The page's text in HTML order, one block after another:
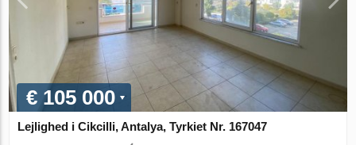
€ 105 000
Lejlighed i Cikcilli, Antalya, Tyrkiet Nr. 167047